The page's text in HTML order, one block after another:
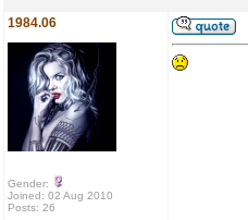
1984.06
Gender:
Joined: 02 Aug 2010
Posts: 26